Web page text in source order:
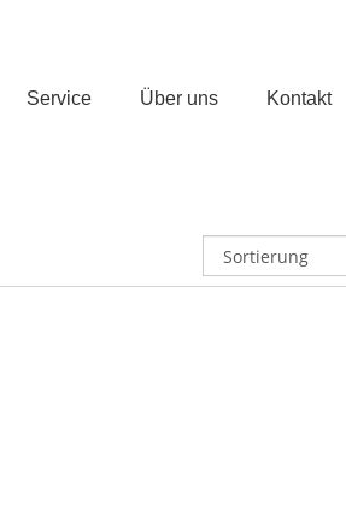
Service Über uns Kontakt